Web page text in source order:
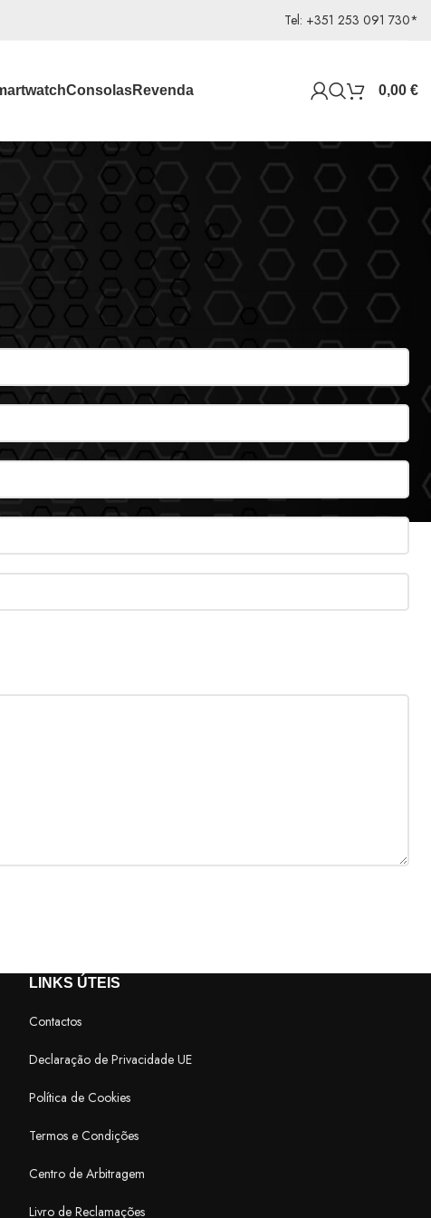
Tel: +351 253 091 730*
ConsolasRevenda 0,00 €
LINKS ÚTEIS
Contactos
Declaração de Privacidade UE
Política de Cookies
Termos e Condições
Centro de Arbitragem
Livro de Reclamações